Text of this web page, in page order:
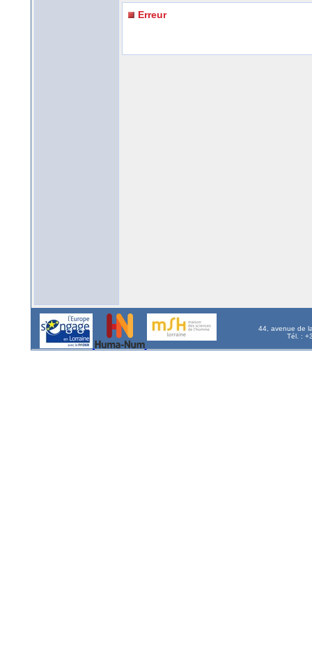
Erreur
44, avenue de
Tél. :